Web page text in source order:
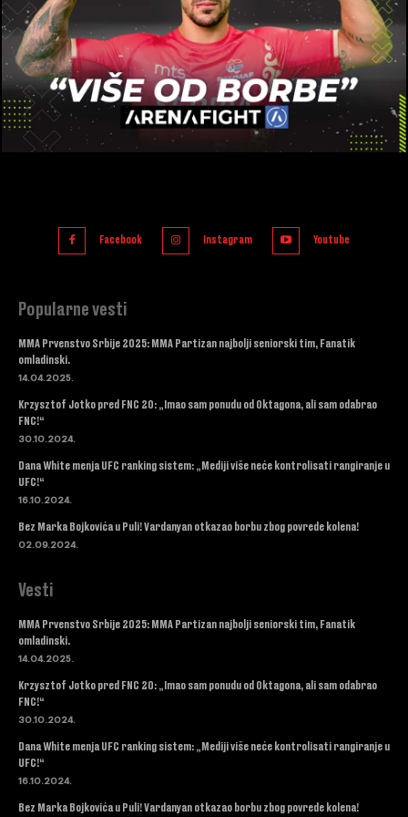
Facebook Instagram Youtube
Popularne vesti
MMA Prvenstvo Srbije 2025: MMA Partizan najbolji seniorski tim, Fanatik
omladinski.
14.04.2025.
Krzysztof Jotko pred FNC 20: „Imao sam ponudu od Oktagona, ali sam odabrao
FNC!“
30.10.2024.
Dana White menja UFC ranking sistem: „Mediji više neće kontrolisati rangiranje u
UFC!“
16.10.2024.
Bez Marka Bojkovića u Puli! Vardanyan otkazao borbu zbog povrede kolena!
02.09.2024.
Vesti
MMA Prvenstvo Srbije 2025: MMA Partizan najbolji seniorski tim, Fanatik
omladinski.
14.04.2025.
Krzysztof Jotko pred FNC 20: „Imao sam ponudu od Oktagona, ali sam odabrao
FNC!“
30.10.2024.
Dana White menja UFC ranking sistem: „Mediji više neće kontrolisati rangiranje u
UFC!“
16.10.2024.
Bez Marka Bojkovića u Puli! Vardanyan otkazao borbu zbog povrede kolena!